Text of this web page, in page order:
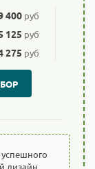
400 руб
125 руб
275 руб
дизайн